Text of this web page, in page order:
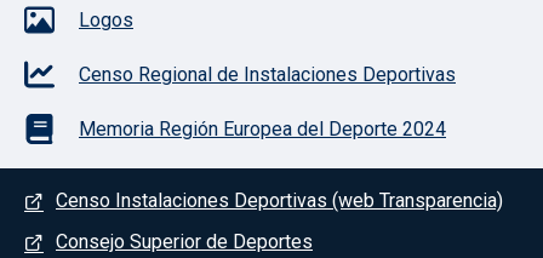
Logos
Censo Regional de Instalaciones Deportivas
Memoria Región Europea del Deporte 2024
Menú del pie
Censo Instalaciones Deportivas (web Transparencia)
Consejo Superior de Deportes